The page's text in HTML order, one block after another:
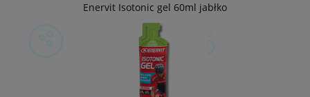
Enervit Isotonic gel 60ml jabłko